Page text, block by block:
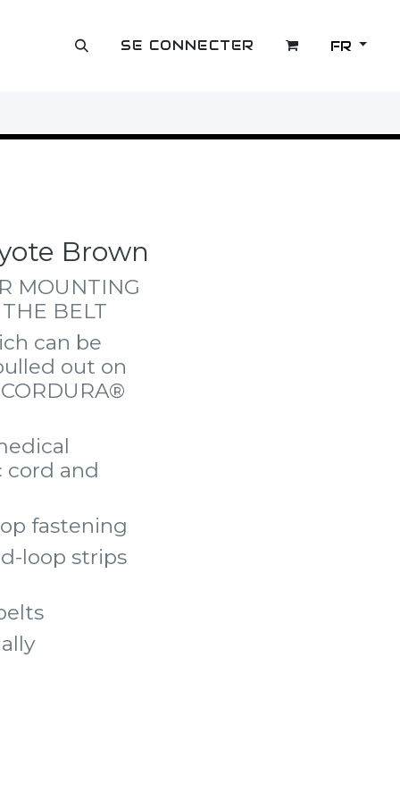
OUTLET SE CONNECTER FR
Brown
MOUNTING
BELT
can be
out on
cord and
fastening
loop strips